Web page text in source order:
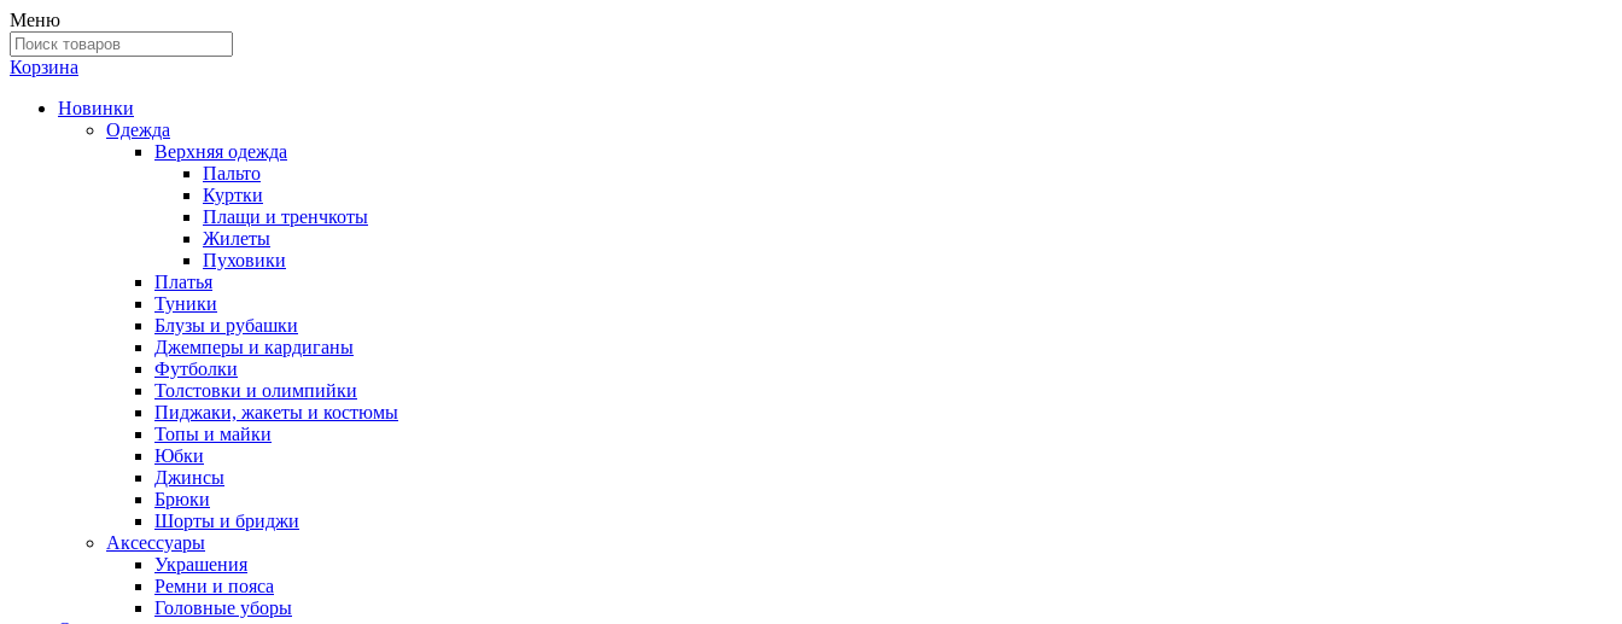
Меню
Корзина
Новинки
Одежда
Верхняя одежда
Пальто
Куртки
Плащи и тренчкоты
Жилеты
Пуховики
Платья
Туники
Блузы и рубашки
Джемперы и кардиганы
Футболки
Толстовки и олимпийки
Пиджаки, жакеты и костюмы
Топы и майки
Юбки
Джинсы
Брюки
Шорты и бриджи
Аксессуары
Украшения
Ремни и пояса
Головные уборы